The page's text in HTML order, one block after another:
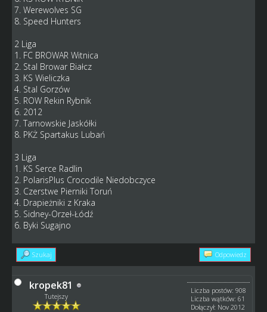
7. Werewolves SG
8. Speed Hunters
2 Liga
1. FC BROWAR Witnica
2. Stal Browar Białcz
3. KS Wieliczka
4. Stal Gorzów
5. ROW Rekin Rybnik
6. 2012
7. Tarnowskie Jaskółki
8. PKŻ Spartakus Lubań
3 Liga
1. KS Serce Radlin
2. PolarisPlus Crocodile Niedobczyce
3. Czerstwe Pierniki Toruń
4. Drapieżniki z Kraka
5. Sidney-Orzeł-Łódź
6. Byki Sugajno
Szukaj Odpowiedz
kropek81
Tutejszy
Liczba postów: 908
Liczba wątków: 61
Dołączył: Nov 2012